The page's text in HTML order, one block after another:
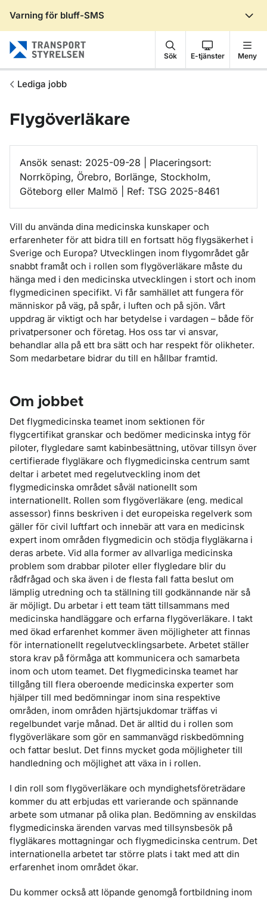
Varning för bluff-SMS
Sök E-tjänster Meny
Lediga jobb
Flygöverläkare
Ansök senast: 2025-09-28 | Placeringsort:
Norrköping, Örebro, Borlänge, Stockholm,
Göteborg eller Malmö | Ref: TSG 2025-8461
Vill du använda dina medicinska kunskaper och
erfarenheter för att bidra till en fortsatt hög flygsäkerhet i
Sverige och Europa? Utvecklingen inom flygområdet går
snabbt framåt och i rollen som flygöverläkare måste du
hänga med i den medicinska utvecklingen i stort och inom
flygmedicinen specifikt. Vi får samhället att fungera för
människor på väg, på spår, i luften och på sjön. Vårt
uppdrag är viktigt och har betydelse i vardagen – både för
privatpersoner och företag. Hos oss tar vi ansvar,
behandlar alla på ett bra sätt och har respekt för olikheter.
Som medarbetare bidrar du till en hållbar framtid.
Om jobbet
Det flygmedicinska teamet inom sektionen för
flygcertifikat granskar och bedömer medicinska intyg för
piloter, flygledare samt kabinbesättning, utövar tillsyn över
certifierade flygläkare och flygmedicinska centrum samt
deltar i arbetet med regelutveckling inom det
flygmedicinska området såväl nationellt som
internationellt. Rollen som flygöverläkare (eng. medical
assessor) finns beskriven i det europeiska regelverk som
gäller för civil luftfart och innebär att vara en medicinsk
expert inom områden flygmedicin och stödja flygläkarna i
deras arbete. Vid alla former av allvarliga medicinska
problem som drabbar piloter eller flygledare blir du
rådfrågad och ska även i de flesta fall fatta beslut om
lämplig utredning och ta ställning till godkännande när så
är möjligt. Du arbetar i ett team tätt tillsammans med
medicinska handläggare och erfarna flygöverläkare. I takt
med ökad erfarenhet kommer även möjligheter att finnas
för internationellt regelutvecklingsarbete. Arbetet ställer
stora krav på förmåga att kommunicera och samarbeta
inom och utom teamet. Det flygmedicinska teamet har
tillgång till flera oberoende medicinska experter som
hjälper till med bedömningar inom sina respektive
områden, inom områden hjärtsjukdomar träffas vi
regelbundet varje månad. Det är alltid du i rollen som
flygöverläkare som gör en sammanvägd riskbedömning
och fattar beslut. Det finns mycket goda möjligheter till
handledning och möjlighet att växa in i rollen.
I din roll som flygöverläkare och myndighetsföreträdare
kommer du att erbjudas ett varierande och spännande
arbete som utmanar på olika plan. Bedömning av enskildas
flygmedicinska ärenden varvas med tillsynsbesök på
flygläkares mottagningar och flygmedicinska centrum. Det
internationella arbetet tar större plats i takt med att din
erfarenhet inom området ökar.
Du kommer också att löpande genomgå fortbildning inom